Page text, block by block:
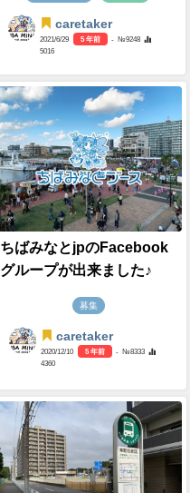
caretaker
2021/6/29 5 年前
- №9248
5016
ちばみなとjpのFacebook
グループが出来ました♪
募集
caretaker
2020/12/10 5 年前
- №8333
4360